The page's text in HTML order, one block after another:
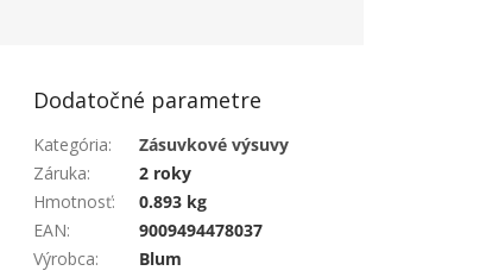
Dodatočné parametre
Kategória:
Zásuvkové výsuvy
Záruka:
2 roky
Hmotnosť:
0.893 kg
EAN:
9009494478037
Výrobca: Blum